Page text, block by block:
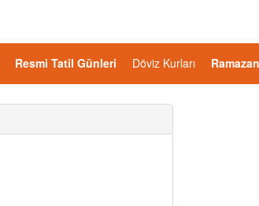
Resmi Tatil Günleri Döviz Kurları